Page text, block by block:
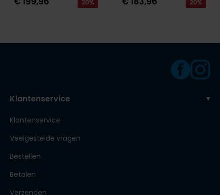
20% 20%
Klantenservice
Klantenservice
Veelgestelde vragen
Bestellen
Betalen
Verzenden